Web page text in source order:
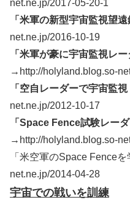
net.ne.jp/2017-05-20-1
「米軍の新型宇宙監視望
net.ne.jp/2016-10-19
「米軍が豪に宇宙監視レー
→ http://holyland.blog.so-
「空自レーダーで宇宙監
net.ne.jp/2012-10-17
「Space Fence試験レーダ
→ http://holyland.blog.so-
「米空軍のSpace Fence
net.ne.jp/2014-04-28
宇宙での戦いを訓練